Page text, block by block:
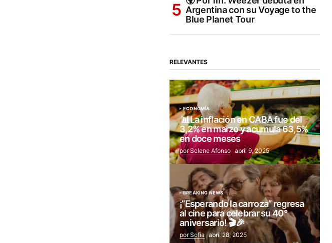
Argentina con su Voyage to the
Blue Planet Tour
RELEVANTES
ECONOMÍA
📊La inflación en CABA fue del
3,2% en marzo y acumula 63,5%
en doce meses
por Selene Afonso abril 9, 2025
BREAKING NEWS
¡“Esperando la carroza” regresa
al cine para celebrar su 40°
aniversario! 🎬🎉
por Sofía abril 28, 2025